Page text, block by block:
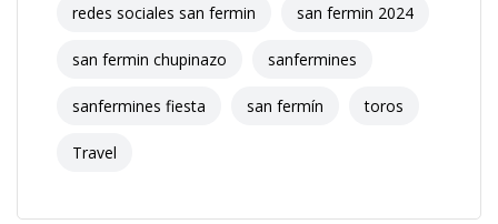
redes sociales san fermin san fermin 2024
san fermin chupinazo sanfermines
sanfermines fiesta san fermín toros
Travel